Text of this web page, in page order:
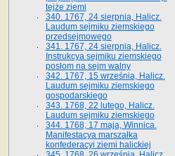
tejże ziemi
340. 1767, 24 sierpnia, Halicz.
Laudum sejmiku ziemskiego
przedsejmowego
341. 1767, 24 sierpnia, Halicz.
Instrukcya sejmiku ziemskiego
posłom na sejm walny
342. 1767, 15 września, Halicz.
Laudum sejmiku ziemskiego
gospodarskiego
343. 1768, 22 lutego, Halicz.
Laudum sejmiku ziemskiego
344. 1768, 17 maja, Winnica.
Manifestacya marszałka
konfederacyi ziemi halickiej